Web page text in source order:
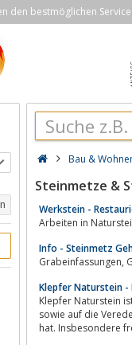
den bestmöglichen
Bau &
Steinmetze &
Werkstein -
Arbeiten in
Info - Steinmetz
Klepfer Naturstein -
Klepfer Naturstein ist ein traditioneller
sowie auf die Veredelung von
hat. Insbesondere